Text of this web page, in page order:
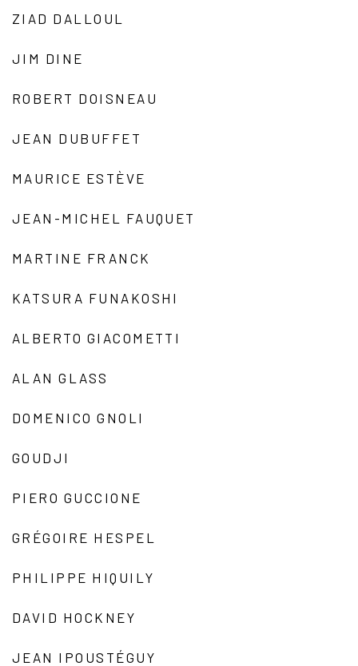
ZIAD DALLOUL
JIM DINE
ROBERT DOISNEAU
JEAN DUBUFFET
MAURICE ESTÈVE
JEAN-MICHEL FAUQUET
MARTINE FRANCK
KATSURA FUNAKOSHI
ALBERTO GIACOMETTI
ALAN GLASS
DOMENICO GNOLI
GOUDJI
PIERO GUCCIONE
GRÉGOIRE HESPEL
PHILIPPE HIQUILY
DAVID HOCKNEY
JEAN IPOUSTÉGUY